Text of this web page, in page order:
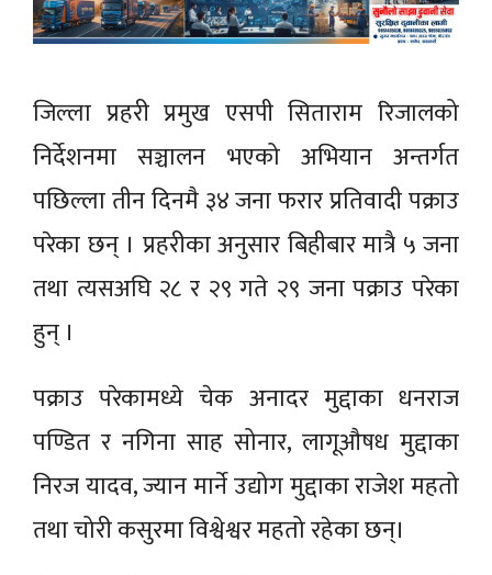
जिल्ला प्रहरी प्रमुख एसपी सिताराम रिजालको
निर्देशनमा सञ्चालन भएको अभियान अन्तर्गत
पछिल्ला तीन दिनमै ३४ जना फरार प्रतिवादी पक्राउ
परेका छन् । प्रहरीका अनुसार बिहीबार मात्रै ५ जना
तथा त्यसअघि २८ र २९ गते २९ जना पक्राउ परेका
हुन् ।
पक्राउ परेकामध्ये चेक अनादर मुद्दाका धनराज
पण्डित र नगिना साह सोनार, लागूऔषध मुद्दाका
निरज यादव, ज्यान मार्ने उद्योग मुद्दाका राजेश महतो
तथा चोरी कसुरमा विश्वेश्वर महतो रहेका छन्।